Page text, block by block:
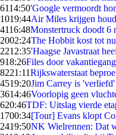
6114:50'Google vermoordt
1019:44Air Miles krijgen
4116:48Monstertruck doodt 6
2002:24The Hobbit kost tot
2212:35'Haagse Javastraat
918:26Files door
8221:11Rijkswaterstaat
4519:20Jim Carrey is
3614:46Voorlopig geen
620:46TDF: Uitslag vierde
1700:34[Tour] Evans klopt
2419:50NK Wielrennen: Dat